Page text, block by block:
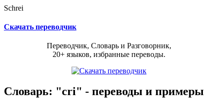
Schrei
Скачать переводчик
Переводчик, Словарь и Разговорник,
20+ языков, избранные переводы.
Словарь: "cri" - переводы и примеры